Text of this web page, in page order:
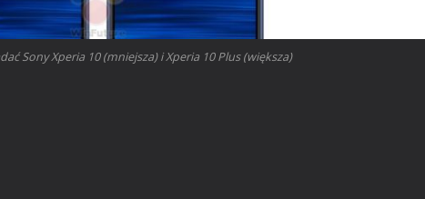
Sony Xperia 10 (mniejsza) i Xperia 10 Plus (większa)